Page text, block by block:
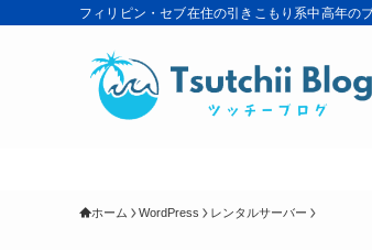
フィリピン・セブ在住の引きこもり系中高年の
ホーム WordPress レンタルサーバー